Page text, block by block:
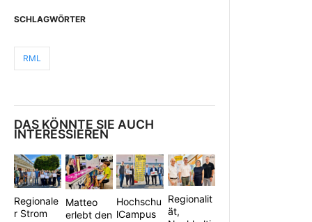
SCHLAGWÖRTER
RML
DAS KÖNNTE SIE AUCH
INTERESSIEREN
Regionale
r Strom
Matteo
erlebt den
Hochschu
lCampus
Regionalit
ät,